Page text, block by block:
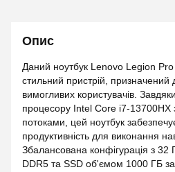
Опис
Даний ноутбук Lenovo Legion
стильний пристрій, призначений
вимогливих користувачів.
процесору Intel Core i7-13700HX
потоками, цей ноутбук
продуктивність для виконання
Збалансована конфігурація з 32
DDR5 та SSD об'ємом 1000 ГБ